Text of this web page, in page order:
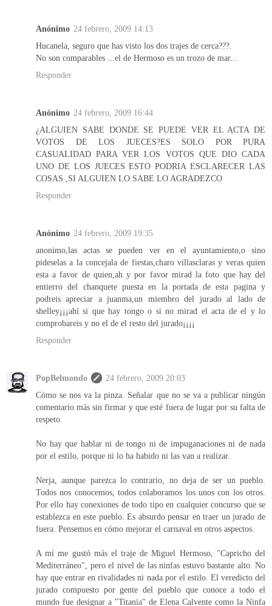
Anónimo 24 febrero, 2009 14:13
Hucanela, seguro que has visto los dos trajes de cerca???.
No son comparables ...el de Hermoso es un trozo de mar...
Responder
Anónimo 24 febrero, 2009 16:44
¿ALGUIEN SABE DONDE SE PUEDE VER EL ACTA DE
VOTOS DE LOS JUECES?ES SOLO POR PURA
CASUALIDAD PARA VER LOS VOTOS QUE DIO CADA
UNO DE LOS JUECES ESTO PODRIA ESCLARECER LAS
COSAS ,SI ALGUIEN LO SABE LO AGRADEZCO
Responder
Anónimo 24 febrero, 2009 19:35
anonimo,las actas se pueden ver en el ayuntamiento,o sino
pideselas a la concejala de fiestas,charo villasclaras y veras quien
esta a favor de quien,ah y por favor mirad la foto que hay del
entierro del chanquete puesta en la portada de esta pagina y
podreis apreciar a juanma,un miembro del jurado al lado de
shelley¡¡¡ahí si que hay tongo o si no mirad el acta de el y lo
comprobareis y no el de el resto del jurado¡¡¡¡
Responder
PopBelmondo
24 febrero, 2009 20:03
Cómo se nos va la pinza. Señalar que no se va a publicar ningún
comentario más sin firmar y que esté fuera de lugar por su falta de
respeto.
No hay que hablar ni de tongo ni de impuganaciones ni de nada
por el estilo, porque ni lo ha habido ni las van a realizar.
Nerja, aunque parezca lo contrario, no deja de ser un pueblo.
Todos nos conocemos, todos colaboramos los unos con los otros.
Por ello hay conexiones de todo tipo en cualquier concurso que se
establezca en este pueblo. Es absurdo pensar en traer un jurado de
fuera. Pensemos en cómo mejorar el carnaval en otros aspectos.
A mí me gustó más el traje de Miguel Hermoso, "Capricho del
Mediterráneo", pero el nivel de las ninfas estuvo bastante alto. No
hay que entrar en rivalidades ni nada por el estilo. El veredicto del
jurado compuesto por gente del pueblo que conoce a todo el
mundo fue designar a "Titania" de Elena Calvente como la Ninfa